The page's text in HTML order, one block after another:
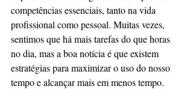
competências essenciais, tanto na vida
profissional como pessoal. Muitas vezes,
sentimos que há mais tarefas do que horas
no dia, mas a boa notícia é que existem
estratégias para maximizar o uso do nosso
tempo e alcançar mais em menos tempo.